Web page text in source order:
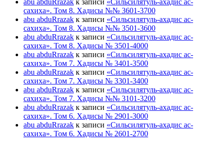
сахиха». Том 8. Хадисы №№ 3601-3700
abu abduRrazak к записи «Сильсилятуль-ахадис ас-
сахиха». Том 8. Хадисы №№ 3501-3600
abu abduRrazak к записи «Сильсилятуль-ахадис ас-
сахиха». Том 8. Хадисы № 3501-4000
abu abduRrazak к записи «Сильсилятуль-ахадис ас-
сахиха». Том 7. Хадисы № 3401-3500
abu abduRrazak к записи «Сильсилятуль-ахадис ас-
сахиха». Том 7. Хадисы № 3301-3400
abu abduRrazak к записи «Сильсилятуль-ахадис ас-
сахиха». Том 7. Хадисы №№ 3101-3200
abu abduRrazak к записи «Сильсилятуль-ахадис ас-
сахиха». Том 6. Хадисы № 2901-3000
abu abduRrazak к записи «Сильсилятуль-ахадис ас-
сахиха». Том 6. Хадисы № 2601-2700